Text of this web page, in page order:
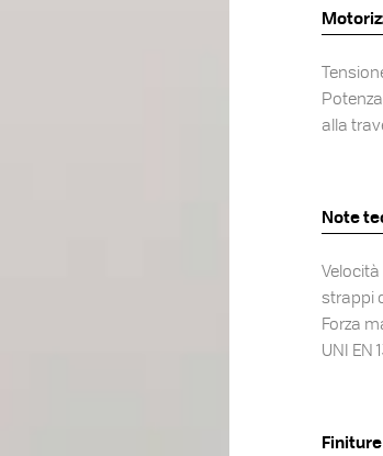
alla
Note
strappi
Forza
UNI EN
Finiture